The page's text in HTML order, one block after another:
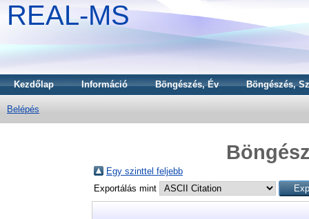
REAL-MS
Kezdőlap Információ Böngészés, Év Böngészés,
Belépés
Egy szinttel feljebb
Exportálás mint